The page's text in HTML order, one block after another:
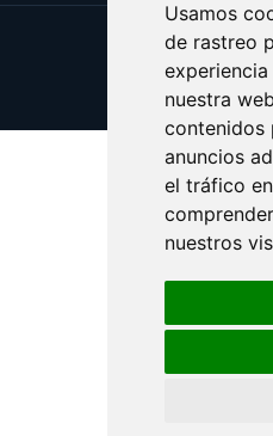
Usamos
de rastreo
nuestra
contenidos
anuncios
el tráfico
nuestros
Update
Copyright ©